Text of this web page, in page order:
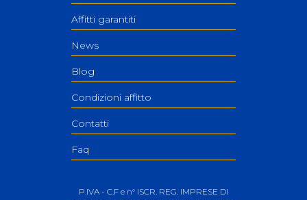
Affitti garantiti
News
Blog
Condizioni affitto
Contatti
Faq
P.IVA - C.F e n° ISCR. REG. IMPRESE DI